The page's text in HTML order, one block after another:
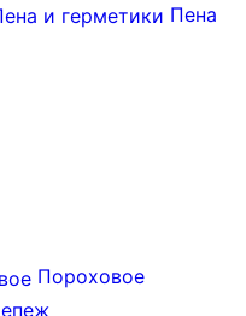
Пена
Пороховое